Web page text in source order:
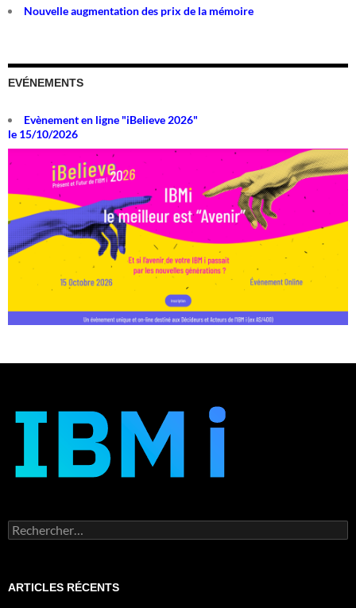
Nouvelle augmentation des prix de la mémoire
EVÉNEMENTS
Evènement en ligne "iBelieve 2026"
le 15/10/2026
Rechercher :
ARTICLES RÉCENTS